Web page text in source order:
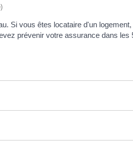
Si vous êtes locataire d'un
prévenir votre assurance dans